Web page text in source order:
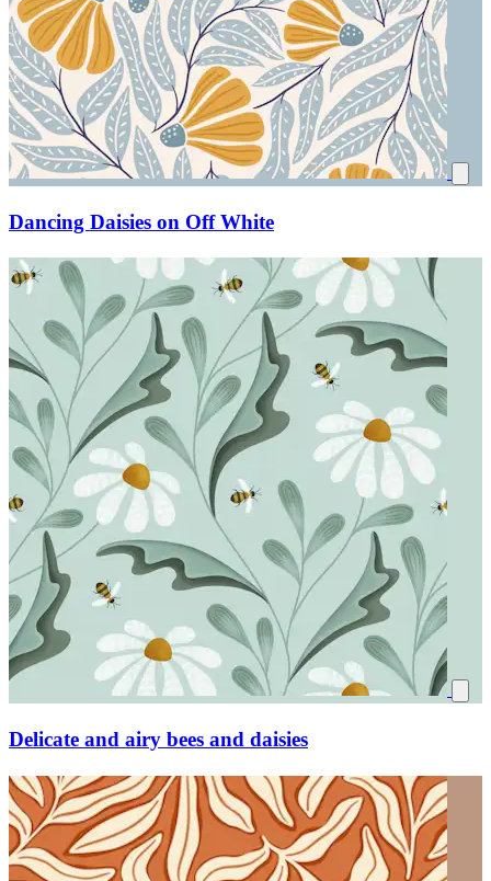
Dancing Daisies on Off White
Delicate and airy bees and daisies